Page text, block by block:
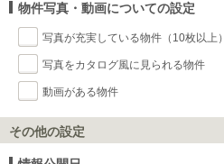
物件写真・動画についての設定
写真が充実している物件（10枚以上）
写真をカタログ風に見られる物件
動画がある物件
その他の設定